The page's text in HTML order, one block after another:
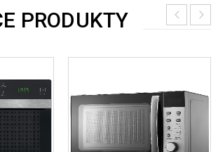
PRODUKTY